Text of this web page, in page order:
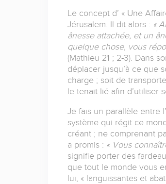
Le concept d’ « Une
Jérusalem. Il dit alors : «
ânesse attachée, et un
quelque chose, vous
(Mathieu 21 ; 2-3). Dans
déplacer jusqu’à ce que
charge ; soit de
le tenait lié afin d’utiliser
Je fais un parallèle entre
système qui régit ce
créant ; ne comprenant
a promis : « Vous
signifie porter des
que tout le monde vous
lui, « languissantes et